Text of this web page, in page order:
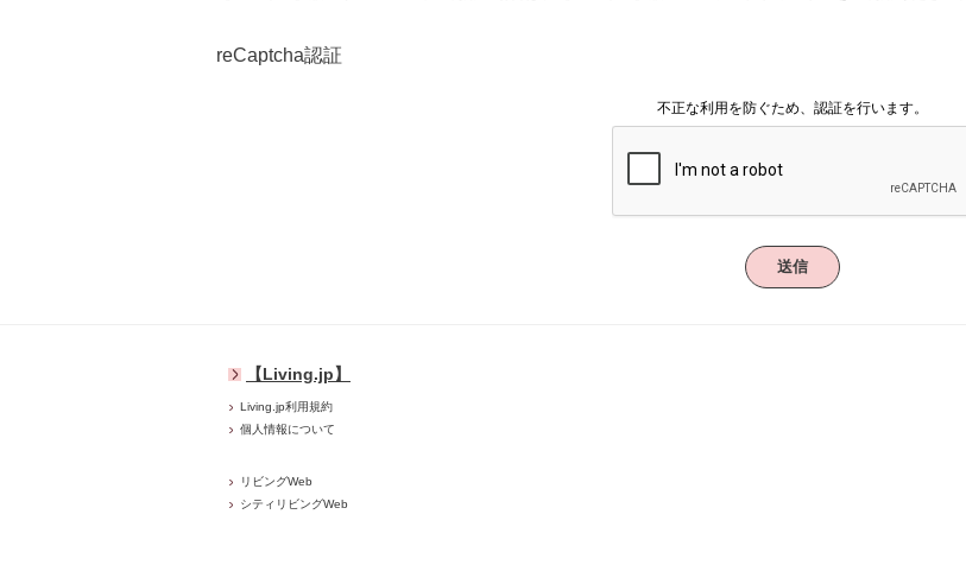
reCaptcha認証
不正な利用を防ぐため、認証を行います。
送信
【Living.jp】
Living.jp利用規約
個人情報について
リビングWeb
シティリビングWeb